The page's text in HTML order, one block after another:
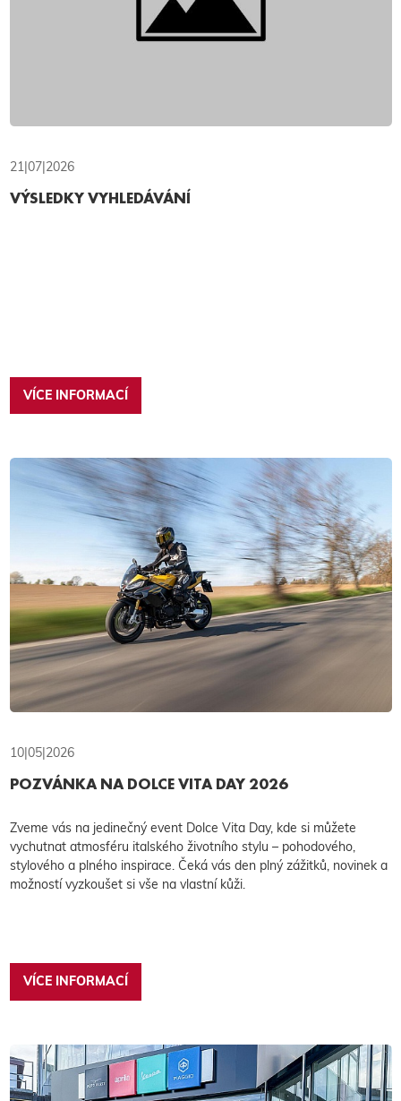
21|07|2026
VÝSLEDKY VYHLEDÁVÁNÍ
VÍCE INFORMACÍ
10|05|2026
POZVÁNKA NA DOLCE VITA DAY 2026
Zveme vás na jedinečný event Dolce Vita Day, kde si můžete
vychutnat atmosféru italského životního stylu – pohodového,
stylového a plného inspirace. Čeká vás den plný zážitků, novinek a
možností vyzkoušet si vše na vlastní kůži.
VÍCE INFORMACÍ